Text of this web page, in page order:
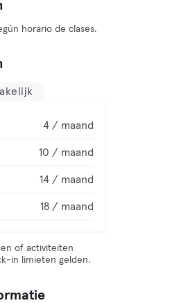
horario de clases.
4 / maand
10 / maand
14 / maand
18 / maand
of activiteiten
in limieten gelden.